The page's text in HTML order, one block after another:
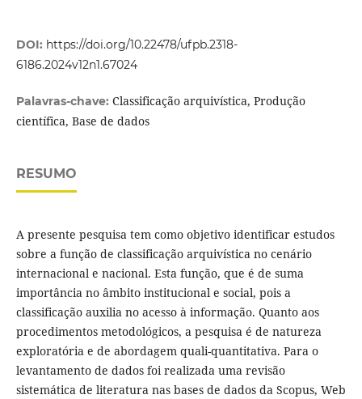
DOI: https://doi.org/10.22478/ufpb.2318-
6186.2024v12n1.67024
Palavras-chave: Classificação arquivística, Produção
científica, Base de dados
RESUMO
A presente pesquisa tem como objetivo identificar estudos
sobre a função de classificação arquivística no cenário
internacional e nacional. Esta função, que é de suma
importância no âmbito institucional e social, pois a
classificação auxilia no acesso à informação. Quanto aos
procedimentos metodológicos, a pesquisa é de natureza
exploratória e de abordagem quali-quantitativa. Para o
levantamento de dados foi realizada uma revisão
sistemática de literatura nas bases de dados da Scopus, Web